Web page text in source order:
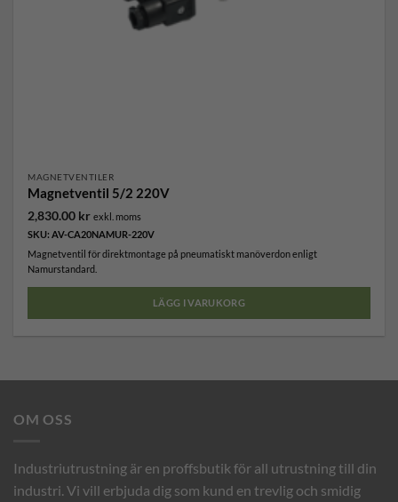
MAGNETVENTILER
Magnetventil 5/2 220V
2,830.00 kr exkl. moms
SKU: AV-CA20NAMUR-220V
Magnetventil för direktmontage på pneumatiskt manöverdon enligt
Namurstandard.
LÄGG I VARUKORG
OM OSS
Industriutrustning är en proffsbutik för all utrustning till din
industri. Vi vill erbjuda dig som kund en trevlig och smidig